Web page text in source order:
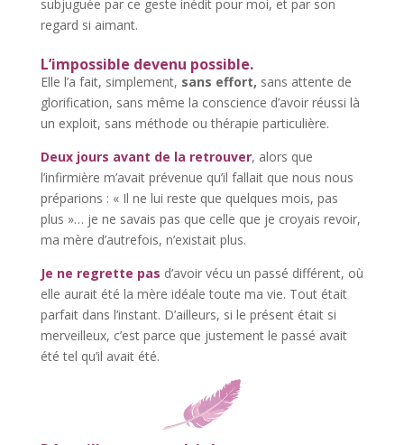
subjuguée par ce geste inédit pour moi, et par son
regard si aimant.
L’impossible devenu possible.
Elle l’a fait, simplement, sans effort, sans attente de
glorification, sans même la conscience d’avoir réussi là
un exploit, sans méthode ou thérapie particulière.
Deux jours avant de la retrouver, alors que
l’infirmière m’avait prévenue qu’il fallait que nous nous
préparions : « Il ne lui reste que quelques mois, pas
plus »… je ne savais pas que celle que je croyais revoir,
ma mère d’autrefois, n’existait plus.
Je ne regrette pas d’avoir vécu un passé différent, où
elle aurait été la mère idéale toute ma vie. Tout était
parfait dans l’instant. D’ailleurs, si le présent était si
merveilleux, c’est parce que justement le passé avait
été tel qu’il avait été.